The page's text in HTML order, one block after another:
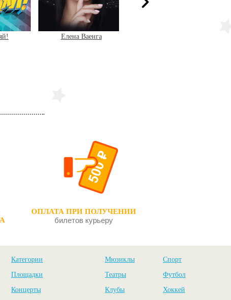
Елена Ваенга
ОПЛАТА ПРИ ПОЛУЧЕНИИ
билетов курьеру
Категории
Площадки
Концерты
Мюзиклы
Театры
Клубы
Спорт
Футбол
Хоккей